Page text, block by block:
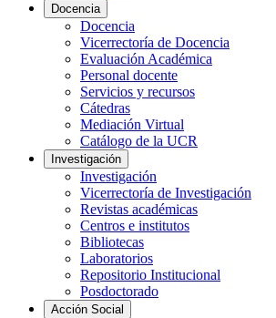
Docencia
Docencia
Vicerrectoría de Docencia
Evaluación Académica
Personal docente
Servicios y recursos
Cátedras
Mediación Virtual
Catálogo de la UCR
Investigación
Investigación
Vicerrectoría de Investigación
Revistas académicas
Centros e institutos
Bibliotecas
Laboratorios
Repositorio Institucional
Posdoctorado
Acción Social